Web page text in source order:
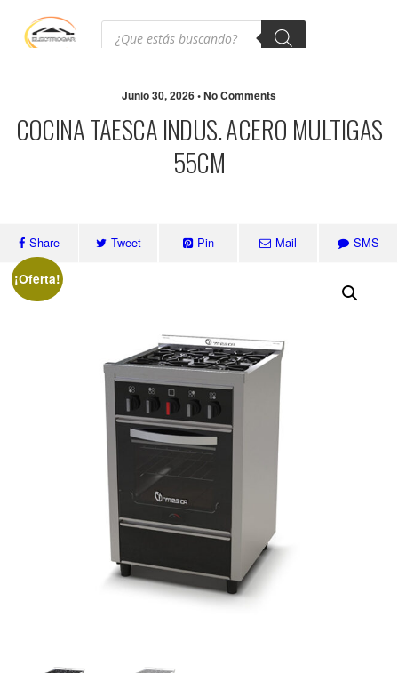
Junio 30, 2026 • No Comments
COCINA TAESCA INDUS. ACERO MULTIGAS
55CM
Share Tweet Pin Mail SMS
¡Oferta!